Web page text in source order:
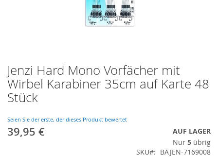
Zum
Anfang
der
Bildergalerie
Jenzi Hard Mono Vorfächer mit
Wirbel Karabiner 35cm auf Karte 48
Stück
Seien Sie der erste, der dieses Produkt bewertet
39,95 €
AUF LAGER
Nur 5 übrig
SKU
BAJEN-7169008